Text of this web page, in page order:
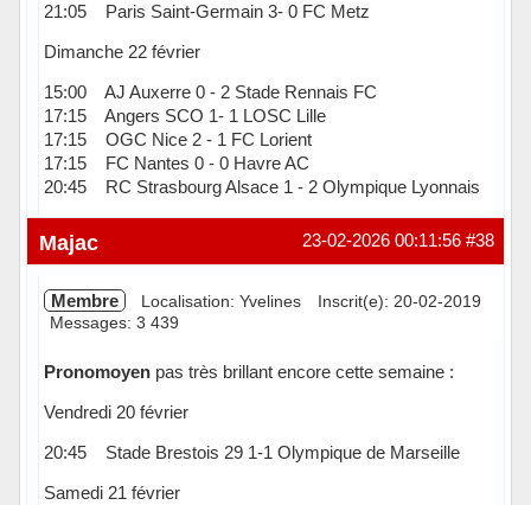
21:05 Paris Saint-Germain 3- 0 FC Metz
Dimanche 22 février
15:00 AJ Auxerre 0 - 2 Stade Rennais FC
17:15 Angers SCO 1- 1 LOSC Lille
17:15 OGC Nice 2 - 1 FC Lorient
17:15 FC Nantes 0 - 0 Havre AC
20:45 RC Strasbourg Alsace 1 - 2 Olympique Lyonnais
Hors ligne #38
23-02-2026 00:11:56
Majac
Membre Localisation: Yvelines
Inscrit(e): 20-02-2019
Messages: 3 439
Pronomoyenpas très brillant encore cette semaine :
Vendredi 20 février
20:45 Stade Brestois 29 1-1 Olympique de Marseille
Samedi 21 février